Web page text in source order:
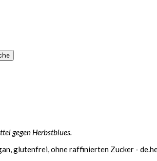
gegen Herbstblues.